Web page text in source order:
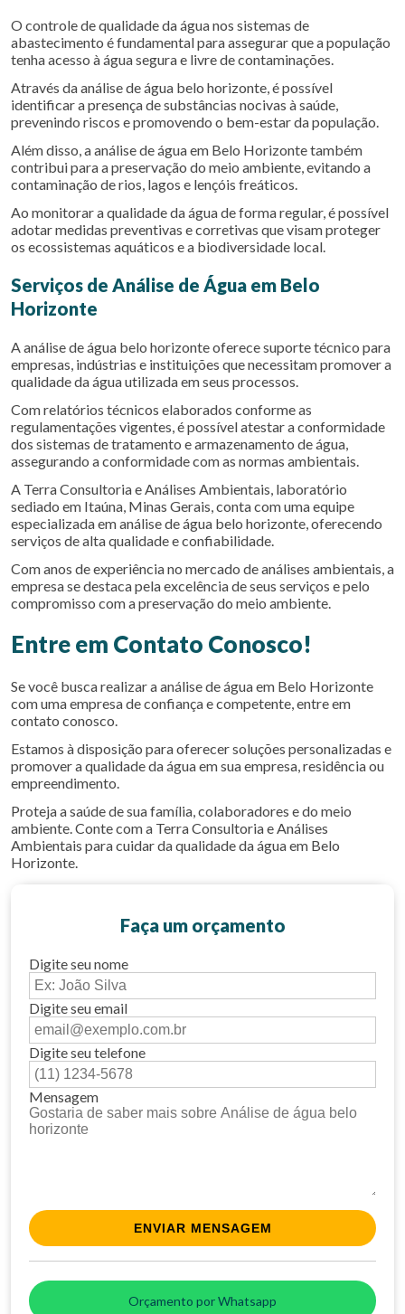
O controle de qualidade da água nos sistemas de
abastecimento é fundamental para assegurar que a população
tenha acesso à água segura e livre de contaminações.
Através daanálise de água belo horizonte, é possível
identificar a presença de substâncias nocivas à saúde,
prevenindo riscos e promovendo o bem-estar da população.
Além disso, a análise de água em Belo Horizonte também
contribui para a preservação do meio ambiente, evitando a
contaminação de rios, lagos e lençóis freáticos.
Ao monitorar a qualidade da água de forma regular, é possível
adotar medidas preventivas e corretivas que visam proteger
os ecossistemas aquáticos e a biodiversidade local.
Serviços de Análise de Água em Belo
Horizonte
Aanálise de água belo horizonteoferece suporte técnico para
empresas, indústrias e instituições que necessitam promover a
qualidade da água utilizada em seus processos.
Com relatórios técnicos elaborados conforme as
regulamentações vigentes, é possível atestar a conformidade
dos sistemas de tratamento e armazenamento de água,
assegurando a conformidade com as normas ambientais.
A Terra Consultoria e Análises Ambientais, laboratório
sediado em Itaúna, Minas Gerais, conta com uma equipe
especializada emanálise de água belo horizonte, oferecendo
serviços de alta qualidade e confiabilidade.
Com anos de experiência no mercado de análises ambientais, a
empresa se destaca pela excelência de seus serviços e pelo
compromisso com a preservação do meio ambiente.
Entre em Contato Conosco!
Se você busca realizar a análise de água em Belo Horizonte
com uma empresa de confiança e competente, entre em
contato conosco.
Estamos à disposição para oferecer soluções personalizadas e
promover a qualidade da água em sua empresa, residência ou
empreendimento.
Proteja a saúde de sua família, colaboradores e do meio
ambiente. Conte com a Terra Consultoria e Análises
Ambientais para cuidar da qualidade da água em Belo
Horizonte.
Faça um orçamento
Digite seu nome
Digite seu email
Digite seu telefone
Mensagem
Orçamento por Whatsapp